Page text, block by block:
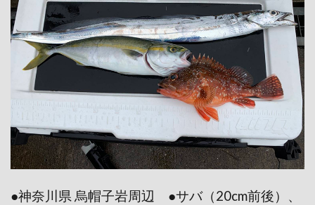
●神奈川県 烏帽子岩周辺 ●サバ（20cm前後）、